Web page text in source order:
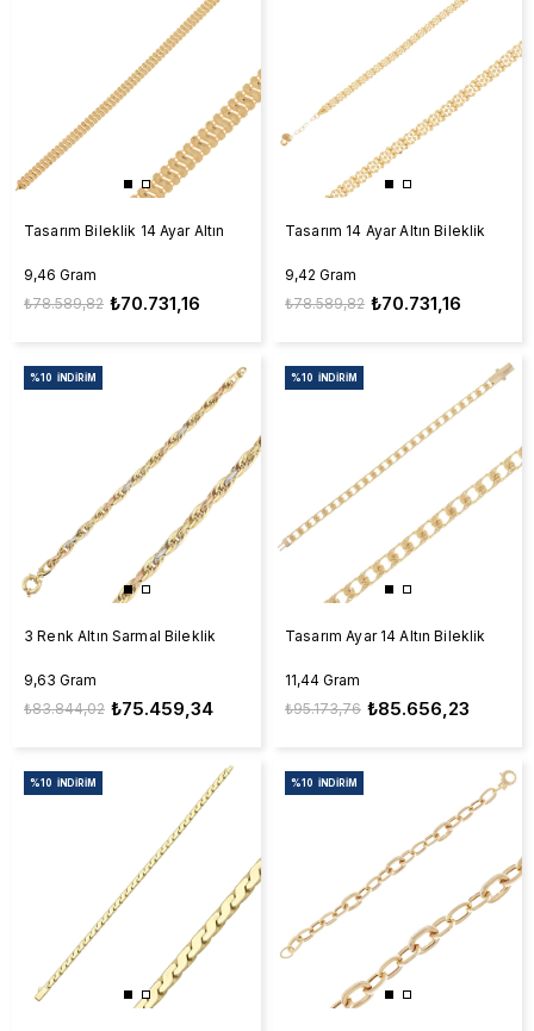
Tasarım Bileklik 14 Ayar Altın
9,46 Gram
₺70.731,16
₺78.589,82
Tasarım 14 Ayar Altın Bileklik
9,42 Gram
₺70.731,16
₺78.589,82
3 Renk Altın Sarmal Bileklik
9,63 Gram
₺75.459,34
₺83.844,02
%10 İNDIRIM
Tasarım Ayar 14 Altın Bileklik
11,44 Gram
₺85.656,23
₺95.173,76
%10 İNDIRIM
%10 İNDIRIM %10 İNDIRIM